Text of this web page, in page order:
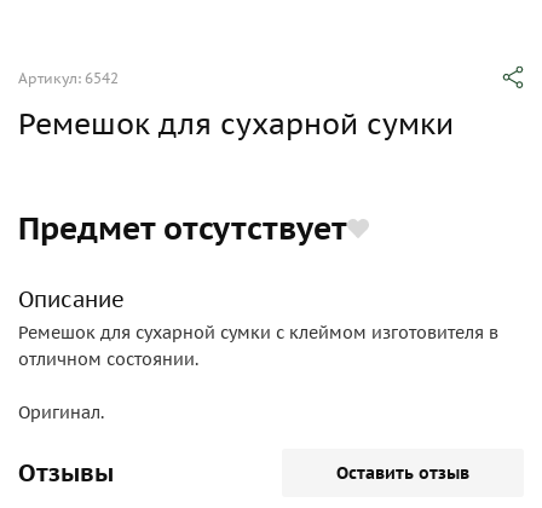
Артикул: 6542
Ремешок для сухарной сумки
Предмет отсутствует
Описание
Ремешок для сухарной сумки с клеймом изготовителя в
отличном состоянии.
Оригинал.
Отзывы Оставить отзыв